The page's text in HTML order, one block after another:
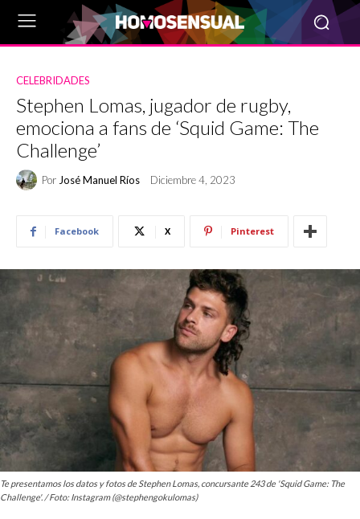
CELEBRIDADES
Stephen Lomas, jugador de rugby,
emociona a fans de ‘Squid Game: The
Challenge’
Por José Manuel Ríos Diciembre 4, 2023
Facebook X Pinterest
Te presentamos los datos y fotos de Stephen Lomas, concursante 243 de 'Squid Game: The
Challenge'. / Foto: Instagram (@stephengokulomas)